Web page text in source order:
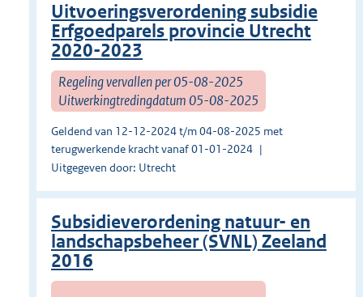
Uitvoeringsverordening subsidie
Erfgoedparels provincie Utrecht
2020-2023
Regeling vervallen per 05-08-2025
Uitwerkingtredingdatum 05-08-2025
Geldend van 12-12-2024 t/m 04-08-2025 met
terugwerkende kracht vanaf 01-01-2024
Uitgegeven door: Utrecht
Subsidieverordening natuur- en
landschapsbeheer (SVNL) Zeeland
2016